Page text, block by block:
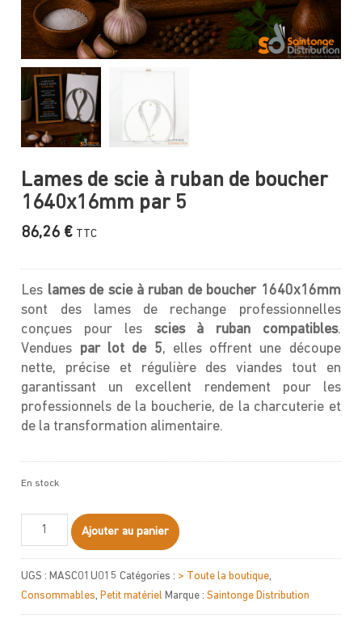
Lames de scie à ruban de boucher
1640x16mm par 5
86,26 € TTC
Les lames de scie à ruban de boucher 1640x16mm
sont des lames de rechange professionnelles
conçues pour les scies à ruban compatibles.
Vendues par lot de 5, elles offrent une découpe
nette, précise et régulière des viandes tout en
garantissant un excellent rendement pour les
professionnels de la boucherie, de la charcuterie et
de la transformation alimentaire.
En stock
quantité
Lames
de
scie
Ajouter au panier
UGS :MASC01U015 Catégories : > Toute la boutique,
Consommables,Petit matériel Marque :Saintonge Distribution